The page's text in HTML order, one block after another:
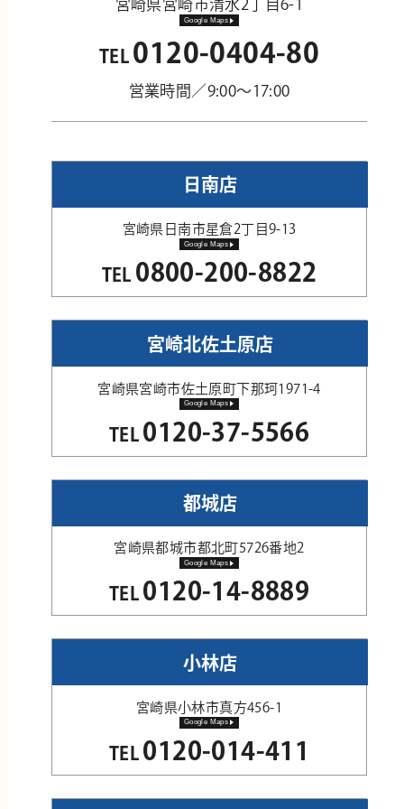
宮崎県宮崎市清水2丁目6-1
Google Maps
TEL 0120-0404-80
営業時間／9:00～17:00
日南店
宮崎県日南市星倉2丁目9-13
Google Maps
TEL 0800-200-8822
宮崎北佐土原店
宮崎県宮崎市佐土原町下那珂1971-4
Google Maps
TEL 0120-37-5566
都城店
宮崎県都城市都北町5726番地2
Google Maps
TEL 0120-14-8889
小林店
宮崎県小林市真方456-1
Google Maps
TEL 0120-014-411